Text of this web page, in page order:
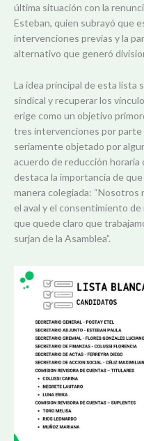
última situación con la
Esteban, quien subrayó que
intervenciones previas y la
alternativo que generó
La idea principal de esta lista
sindical y recuperar los
erige como un objetivo
tres intervenciones por parte
seriamente objetado por
acuerdo de reducción
destaca la importancia de
manera colegiada: “Nosotros
el aval y el consentimiento
que quede claro que
surjan de la Asamblea”.